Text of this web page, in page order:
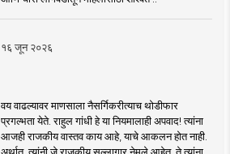
१६ जून २०२६
वय वाढल्यावर माणसाला नैसर्गिकरीत्याच थोडीफार
प्रगल्भता येते. राहुल गांधी हे या नियमालाही अपवाद! त्यांना
आजही राजकीय वास्तव काय आहे, याचे आकलन होत नाही.